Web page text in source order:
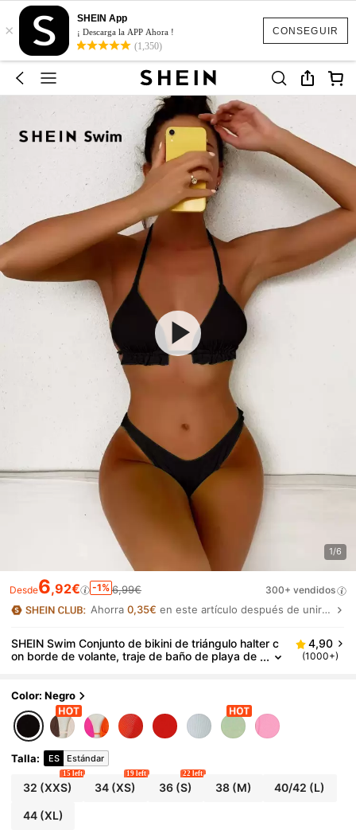
CONSEGUIR
×
SHEIN App
¡ Descarga la APP Ahora !
(1,350)
1/6
Desde6,92€ -1% 6,99€ 300+ vendidos
Ahorra 0,35€ en este artículo después de unirte.
SHEIN Swim Conjunto de bikini de triángulo halter c
on borde de volante, traje de baño de playa de
4,90
(1000+)
Color: Negro
Talla: ES Estándar
32 (XXS)
15 left
34 (XS)
19 left
36(S)
22 left
38(M) 40/42 (L)
44(XL)